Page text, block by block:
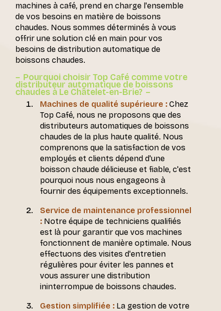
machines à café, prend en charge l'ensemble
de vos besoins en matière de boissons
chaudes. Nous sommes déterminés à vous
offrir une solution clé en main pour vos
besoins de distribution automatique de
boissons chaudes.
Pourquoi choisir Top Café comme votre
distributeur automatique de boissons
chaudes à Le Châtelet-en-Brie?
Machines de qualité supérieure : Chez
Top Café, nous ne proposons que des
distributeurs automatiques de boissons
chaudes de la plus haute qualité. Nous
comprenons que la satisfaction de vos
employés et clients dépend d'une
boisson chaude délicieuse et fiable, c'est
pourquoi nous nous engageons à
fournir des équipements exceptionnels.
Service de maintenance professionnel
: Notre équipe de techniciens qualifiés
est là pour garantir que vos machines
fonctionnent de manière optimale. Nous
effectuons des visites d'entretien
régulières pour éviter les pannes et
vous assurer une distribution
ininterrompue de boissons chaudes.
Gestion simplifiée : La gestion de votre